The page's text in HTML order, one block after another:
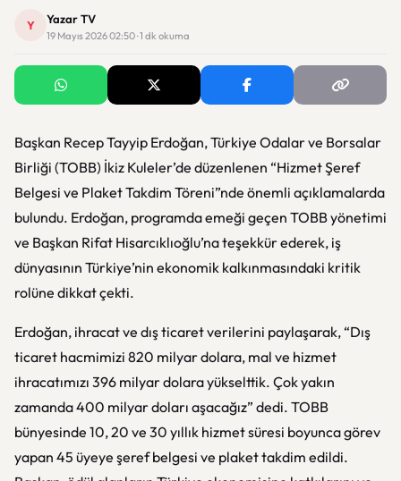
Y Yazar TV
19 Mayıs 2026 02:50 · 1 dk okuma
Başkan Recep Tayyip Erdoğan, Türkiye Odalar ve Borsalar
Birliği (TOBB) İkiz Kuleler’de düzenlenen “Hizmet Şeref
Belgesi ve Plaket Takdim Töreni”nde önemli açıklamalarda
bulundu. Erdoğan, programda emeği geçen TOBB yönetimi
ve Başkan Rifat Hisarcıklıoğlu’na teşekkür ederek, iş
dünyasının Türkiye’nin ekonomik kalkınmasındaki kritik
rolüne dikkat çekti.
Erdoğan, ihracat ve dış ticaret verilerini paylaşarak, “Dış
ticaret hacmimizi 820 milyar dolara, mal ve hizmet
ihracatımızı 396 milyar dolara yükselttik. Çok yakın
zamanda 400 milyar doları aşacağız” dedi. TOBB
bünyesinde 10, 20 ve 30 yıllık hizmet süresi boyunca görev
yapan 45 üyeye şeref belgesi ve plaket takdim edildi.